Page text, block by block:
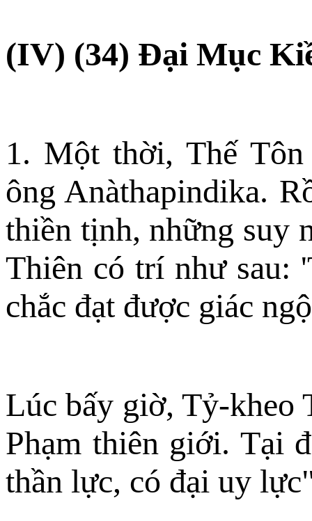
(IV) (34) Ðại Mục
1. Một thời, Thế Tôn
ông Anàthapindika.
thiền tịnh, những suy
Thiên có trí như sau:
chắc đạt được giác
Lúc bấy giờ, Tỷ-kheo
Phạm thiên giới. Tại
thần lực, có đại uy